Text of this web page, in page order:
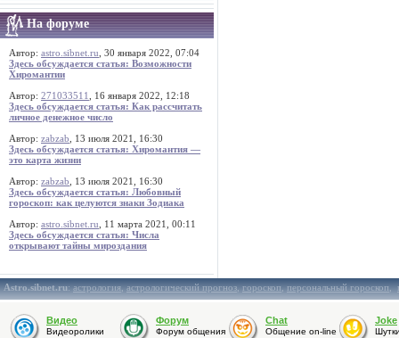
На форуме
Автор: astro.sibnet.ru , 30 января 2022, 07:04
Здесь обсуждается статья: Возможности
Хиромантии
Автор: 271033511
, 16 января 2022, 12:18
Здесь обсуждается статья: Как рассчитать
личное денежное число
Автор: zabzab , 13 июля 2021, 16:30
Здесь обсуждается статья: Хиромантия —
это карта жизни
Автор: zabzab , 13 июля 2021, 16:30
Здесь обсуждается статья: Любовный
гороскоп: как целуются знаки Зодиака
Автор: astro.sibnet.ru , 11 марта 2021, 00:11
Здесь обсуждается статья: Числа
открывают тайны мироздания
Astro.sibnet.ru:астрология,астрологический прогноз,гороскоп,персональный гороскоп,
Видео
Видеоролики
Форум
Форум общения
Chat
Общение on-line
Joke